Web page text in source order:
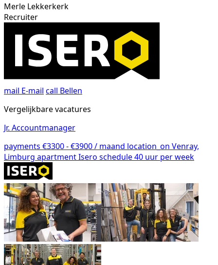
Merle Lekkerkerk
Recruiter
mail E-mail call Bellen
Vergelijkbare vacatures
Jr. Accountmanager
payments €3300 - €3900 / maand location_on Venray,
Limburg apartmentIsero schedule40 uur per week